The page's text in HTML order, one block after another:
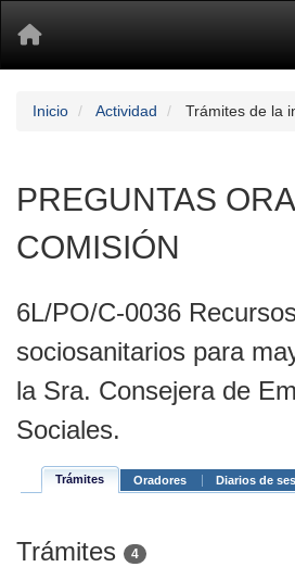
Inicio Actividad Trámites de la
PREGUNTAS
COMISIÓN
6L/PO/C-0036 Recursos
sociosanitarios para
la Sra. Consejera de
Sociales.
Trámites Oradores Diarios de
Trámites 4